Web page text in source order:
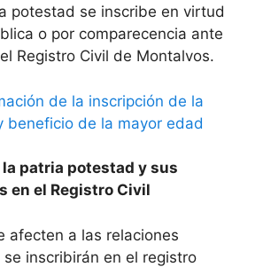
potestad se inscribe en virtud
o por comparecencia ante
Registro Civil de Montalvos.
de la inscripción de la
beneficio de la mayor edad
patria potestad y sus
en el Registro Civil
afecten a las relaciones
inscribirán en el registro